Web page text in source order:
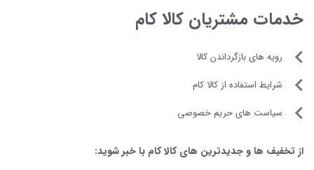
خدمات مشتریان کالا کام
رویه های بازگرداندن کالا
شرایط استفاده از کالا کام
سیاست های حریم خصوصی
از تخفیف ها و جدیدترین های کالا کام با خبر شوید: